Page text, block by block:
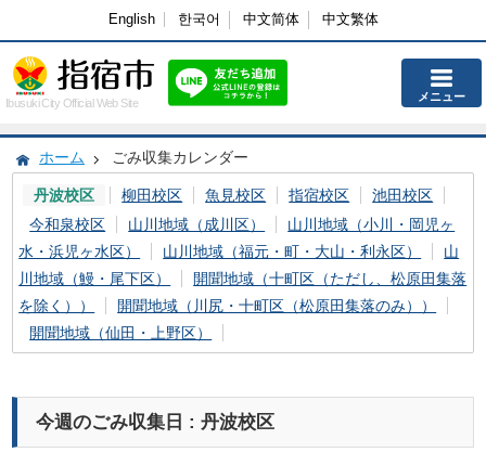
English 한국어 中文简体 中文繁体
Ibusuki City Official Web Site メニュー
ホーム ごみ収集カレンダー
丹波校区 柳田校区 魚見校区 指宿校区
池田校区
今和泉校区
山川地域（成川区）
山川地域（小川・岡児ヶ
水・浜児ヶ水区）
山川地域（福元・町・大山・利永区）
山
川地域（鰻・尾下区）
開聞地域（十町区（ただし、松原田集落
を除く））
開聞地域（川尻・十町区（松原田集落のみ））
開聞地域（仙田・上野区）
今週のごみ収集日 : 丹波校区